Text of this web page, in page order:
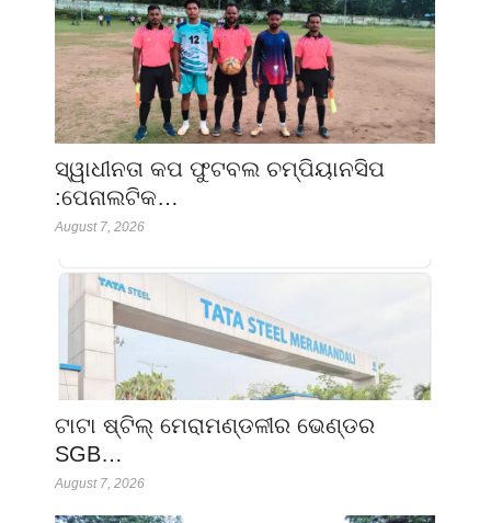
ସ୍ୱାଧୀନତା କପ ଫୁଟବଲ ଚମ୍ପିୟାନସିପ
:ପେନାଲଟିକ…
August 7, 2026
ଟାଟା ଷ୍ଟିଲ୍ ମେରାମଣ୍ଡଳୀର ଭେଣ୍ଡର
SGB…
August 7, 2026